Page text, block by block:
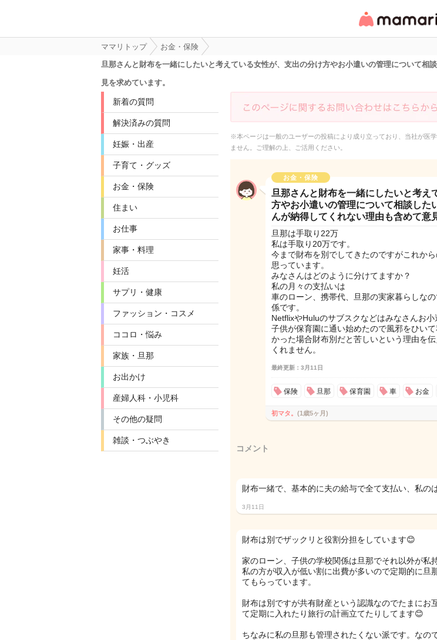
リ・情報サイト
ママリトップ
お金・保険
旦那さんと財布を一緒にしたいと考えている女性が、支出の分け方やお小遣いの管理について相
見を求めています。
新着の質問
解決済みの質問
妊娠・出産
子育て・グッズ
お金・保険
住まい
お仕事
家事・料理
妊活
サプリ・健康
ファッション・コスメ
ココロ・悩み
家族・旦那
お出かけ
産婦人科・小児科
その他の疑問
雑談・つぶやき
※本ページは一般のユーザーの投稿により成り立っており、当社が医
ません。ご理解の上、ご活用ください。
お金・保険
旦那さんと財布を一緒にしたいと考え
方やお小遣いの管理について相談した
んが納得してくれない理由も含めて意
旦那は手取り22万
私は手取り20万です。
今まで財布を別でしてきたのですがこれか
思っています。
みなさんはどのように分けてますか？
私の月々の支払いは
車のローン、携帯代、旦那の実家暮らしな
係です。
NetflixやHuluのサブスクなどはみなさんお
子供が保育園に通い始めたので風邪をひい
かった場合財布別だと苦しいという理由を
くれません。
最終更新：3月11日
保険 旦那 保育園 車 お金
初マタ。 (1歳5ヶ月)
コメント
財布一緒で、基本的に夫の給与で全て支払い、私の
3月11日
財布は別でザックリと役割分担をしています😊
家のローン、子供の学校関係は旦那でそれ以外が私
私の方が収入が低い割に出費が多いので定期的に旦
てもらっています。
財布は別ですが共有財産という認識なのでたまにお
て定期に入れたり旅行の計画立てたりしてます😊
ちなみに私の旦那も管理されたくない派です。なの